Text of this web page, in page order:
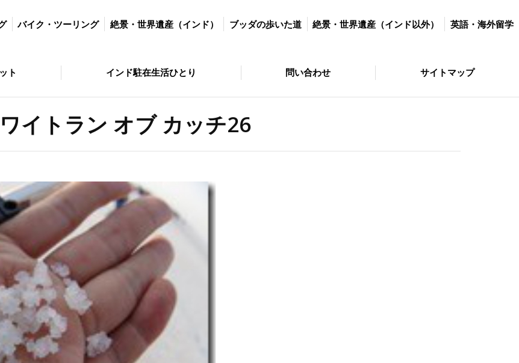
バイク・ツーリング 絶景・世界遺産（インド） ブッダの歩いた道 絶景・世界遺産（インド以外） 英語・海外留学
ト インド駐在生活ひとり 問い合わせ サイトマップ
イトラン オブ カッチ26
グ 絶景・世界遺産（インド） ブッダの歩いた道 絶景・世界遺産（インド以外） 英語・海外留学 マラソン＆ダイエット